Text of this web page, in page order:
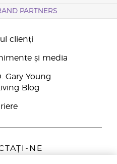
PARTNERS
clienți
și media
Gary Young
Blog
NE